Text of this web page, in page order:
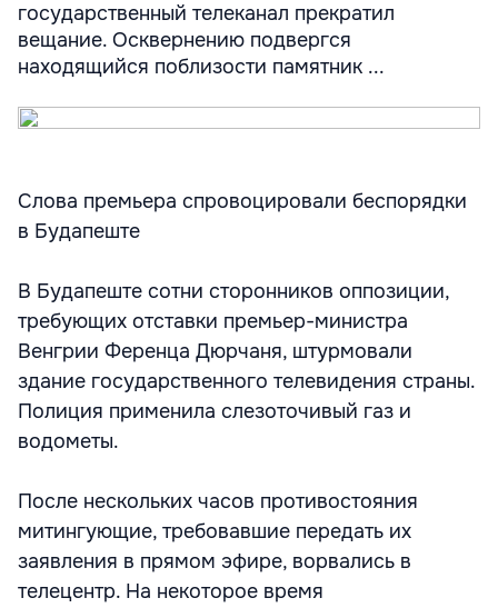
государственный телеканал прекратил
вещание. Осквернению подвергся
находящийся поблизости памятник ...
Слова премьера спровоцировали беспорядки
в Будапеште
В Будапеште сотни сторонников оппозиции,
требующих отставки премьер-министра
Венгрии Ференца Дюрчаня, штурмовали
здание государственного телевидения страны.
Полиция применила слезоточивый газ и
водометы.
После нескольких часов противостояния
митингующие, требовавшие передать их
заявления в прямом эфире, ворвались в
телецентр. На некоторое время